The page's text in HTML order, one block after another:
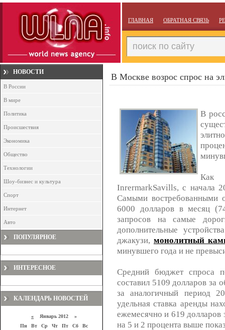
ГЛАВНАЯ ОБРАТНАЯ СВЯЗЬ
НОВОСТИ
В России
В мире
Политика
Происшествия
Экономика
Общество
Технологии
Шоу-бизнес и культура
Спорт
Интернет
Авто
ПОПУЛЯРНОЕ
ИНТЕРЕСНОЕ
КАЛЕНДАРЬ НОВОСТЕЙ
« Январь 2012 »
Пн
Вт Ср Чт Пт Сб
Вс
В Москве возрос спрос на
В
Как
InrermarkSavills, с начала
Самыми востребованными
6000 долларов в месяц
запросов на самые
дополнительные
джакузи, монолитный
минувшего года и не
Средний бюджет спроса
составил 5109 долларов за
за аналогичный период
удельная ставка аренды
ежемесячно и 619 долларов
на 5 и 2 процента выше